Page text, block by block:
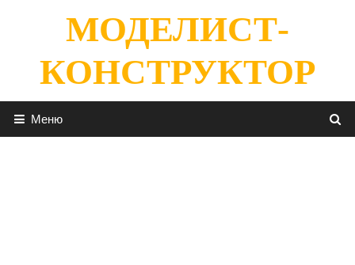
содержимомуМОДЕЛИСТ-
КОНСТРУКТОР
Меню